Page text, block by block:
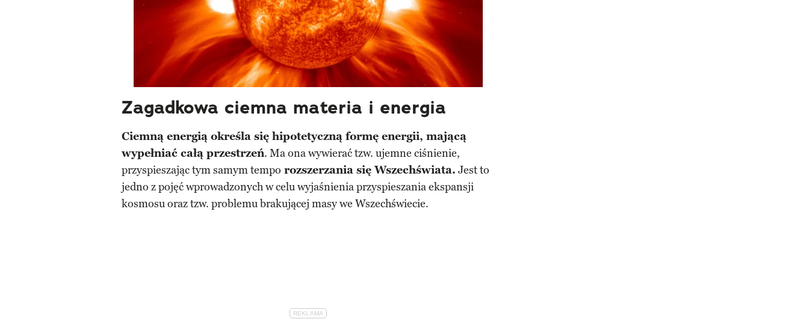
Zagadkowa ciemna materia i energia
Ciemną energią określa się hipotetyczną formę energii, mającą
wypełniać całą przestrzeń. Ma ona wywierać tzw. ujemne ciśnienie,
przyspieszając tym samym tempo rozszerzania się Wszechświata. Jest to
jedno z pojęć wprowadzonych w celu wyjaśnienia przyspieszania ekspansji
kosmosu oraz tzw. problemu brakującej masy we Wszechświecie.